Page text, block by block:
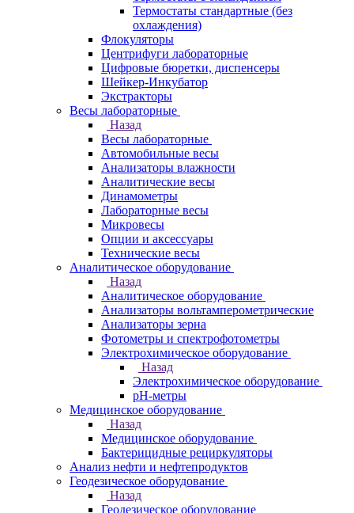
Термостаты стандартные (без
охлаждения)
Флокуляторы
Центрифуги лабораторные
Цифровые бюретки, диспенсеры
Шейкер-Инкубатор
Экстракторы
Весы лабораторные
Назад
Весы лабораторные
Автомобильные весы
Анализаторы влажности
Аналитические весы
Динамометры
Лабораторные весы
Микровесы
Опции и аксессуары
Технические весы
Аналитическое оборудование
Назад
Аналитическое оборудование
Анализаторы вольтамперометрические
Анализаторы зерна
Фотометры и спектрофотометры
Электрохимическое оборудование
Назад
Электрохимическое оборудование
pH-метры
Медицинское оборудование
Назад
Медицинское оборудование
Бактерицидные рециркуляторы
Анализ нефти и нефтепродуктов
Геодезическое оборудование
Назад
Геодезическое оборудование